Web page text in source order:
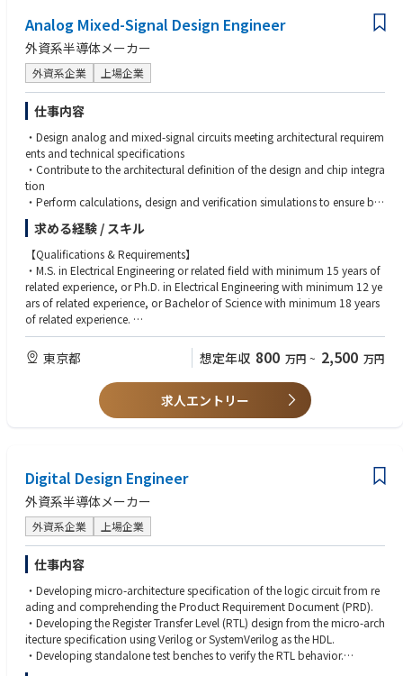
① AI/データセンター需要のど真ん中（光デバイス領域）
AI・HPCの進展により、高速光デバイスは今後のインフラを担う中核技術
です。
本ポジションでは、最先端製品の開発と量産プロセスの両方に関与でき、
「研究寄り／量産寄りに偏らないスキル」を身につけることができます。
② グローバル最前線の顧客と直結
主要顧客はグローバルテック企業（データセンター関連）。
最先端領域の技術が実際に使われる現場に近く、手触り感ある経験が可能
です。
■会社・カルチャー
〇設計開発と量産をつなぐ技術拠点（単なる製造ではない）
〇「仮説→提案→即実装」の改善サイクルを重視
〇海外拠点との連携が前提（英語は実務ツール）
〇成果ベース評価（年功序列ではない）
〇少数精鋭で意思決定が速く、裁量が大きい
AIやデータセンターの普及により、従来の電気信号では
この課題を解決する技術が光デバイス（光I/O）です。
⇒ 次世代インフラを支えるコア技術として急成長中です。
■同社の立ち位置
日立の光技術をルーツに持つLumentumの中核拠点
「設計×量産をつなぐ技術拠点」という独自ポジション
世界市場に直結する製品開発
海外との日常的な技術連携
⇒ 自分のプロセス改善が直接、世界の通信インフラに影響する環境
■向いている方
・ 若いうちに裁量を持って仕事を任されたい方
・ 急速に成長しスキルアップすることで市場価値を上げたい方
Analog Mixed-Signal Design Engineer
外資系半導体メーカー
外資系企業 上場企業
仕事内容
・Design analog and mixed-signal circuits meeting architectural requirem
ents and technical specifications
・Contribute to the architectural definition of the design and chip integra
tion
・Perform calculations, design and verification simulations to ensure bui
lding blocks meet specifications at the schematic level and after post-lay
out extraction, while fully provisioning for DFT and DFM
・Work closely with Layout Engineers to validate proper layout, using all
best-known methods
・Document assigned blocks, and hold preliminary and final design revi
ew meetings
・Actively participate in the chip bring-up, evaluation and characterizati
on, with emphasis on owned blocks
・Work cross-functionally with Product, Characterization, Test, and App
lication Engineers on issues related to owned circuit blocks
・Support other projects as needed by management or as business need
求める経験 / スキル
【Qualifications & Requirements】
・M.S. in Electrical Engineering or related field with minimum 15 years of
related experience, or Ph.D. in Electrical Engineering with minimum 12 ye
ars of related experience, or Bachelor of Science with minimum 18 years
of related experience.
・Excellent academic record with published research projects prototype
d and proven in silicon
・Detailed knowledge of CMOS circuits and noise analysis
・Core expertise in one of the following areas:
・Integer-N and fractional-N PLL
・Sigma-Delta ADCs
・Sub-threshold circuits
・Low noise regulator and bandgap
・High-speed output drivers
・Ability to oversee circuit layout for critical blocks
・Knowledge of programming languages: MATLAB, VerilogA
・Proficient in using Cadence analog design tools
【Desired Characteristics & Attributes】
・Passionate, self-starter with a strong commitment to flawless execution
・Excellent written and verbal communication skills required
・Ability to work well with others in a fast-paced collaborative team envi
ronment
東京都 想定年収 800 万円 ~ 2,500 万円
求人エントリー
Digital Design Engineer
外資系半導体メーカー
外資系企業 上場企業
仕事内容
・Developing micro-architecture specification of the logic circuit from re
ading and comprehending the Product Requirement Document (PRD).
・Developing the Register Transfer Level (RTL) design from the micro-arch
itecture specification using Verilog or SystemVerilog as the HDL.
・Developing standalone test benches to verify the RTL behavior.
・Writing and verifying SystemVerilog Assertions (SVA) for a design.